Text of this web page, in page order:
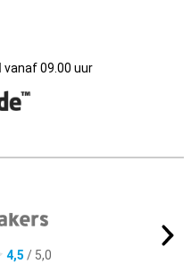
vanaf 09.00 uur
4,5 / 5,0